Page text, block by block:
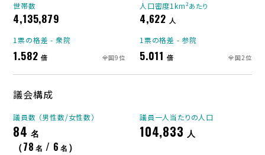
世帯数
4,135,879
人口密度1km²あたり
4,622 人
1票の格差 - 衆院
1.582 倍 全国9位
1票の格差 - 参院
5.011 倍 全国2位
議会構成
議員数 （男性数/女性数）
84 名
（78 名 / 6 名 ）
議員一人当たりの人口
104,833 人